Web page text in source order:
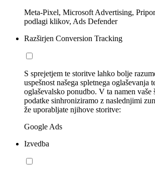
Meta-Pixel, Microsoft Advertising,
podlagi klikov, Ads Defender
Razširjen Conversion Tracking
S sprejetjem te storitve lahko bolje
uspešnost našega spletnega oglaševanja
oglaševalsko ponudbo. V ta namen vaše
podatke sinhroniziramo z naslednjimi
že uporabljate njihove storitve:
Google Ads
Izvedba